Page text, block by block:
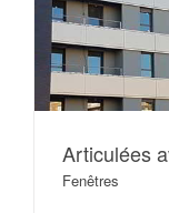
Articulées
Fenêtres